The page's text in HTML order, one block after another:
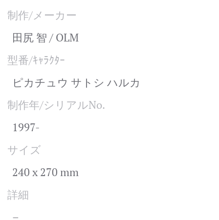
制作/メーカー
田尻 智 / OLM
型番/ｷｬﾗｸﾀｰ
ピカチュウ サトシ ハルカ
制作年/シリアルNo.
1997-
サイズ
240 x 270 mm
詳細
–